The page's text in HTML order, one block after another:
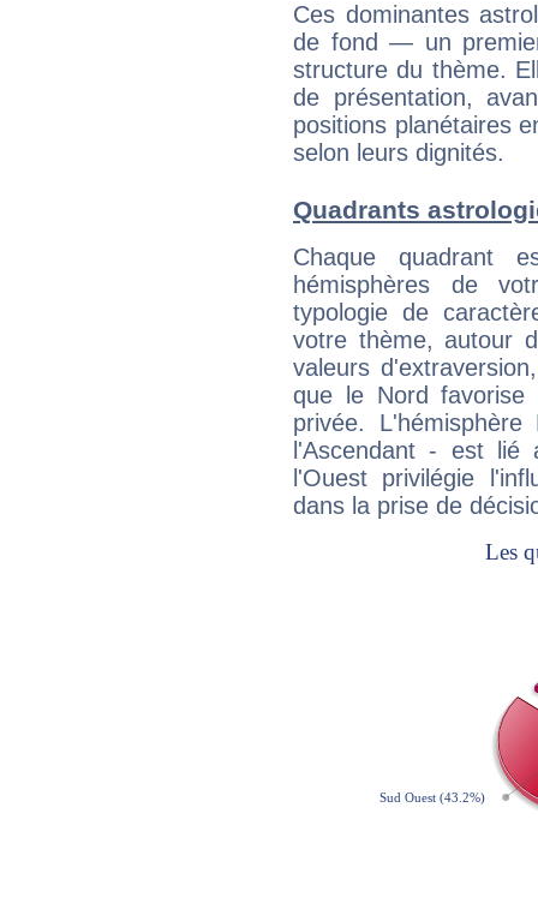
Ces dominantes
de fond — un
structure du thème.
de présentation,
positions planétaires
selon leurs dignités.
Quadrants
Chaque quadrant
hémisphères de
typologie de
votre thème, autour
valeurs
que le Nord favorise
privée.
l'Ascendant - est
l'Ouest privilégie
dans la prise de